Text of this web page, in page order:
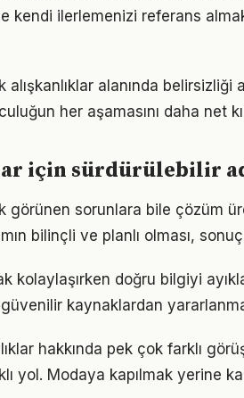
kendi ilerlemenizi referans
alanında belirsizliği
her aşamasını daha net
için sürdürülebilir
görünen sorunlara bile çözüm
bilinçli ve planlı olması,
kolaylaşırken doğru bilgiyi
güvenilir kaynaklardan
hakkında pek çok farklı
yol. Modaya kapılmak yerine